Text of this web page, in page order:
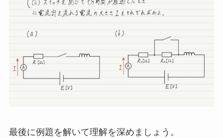
最後に例題を解いて理解を深めましょう。